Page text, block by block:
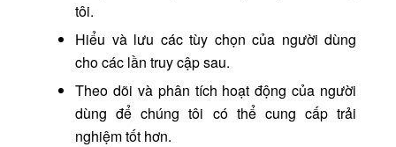
tôi.
Hiểu và lưu các tùy chọn của người dùng
cho các lần truy cập sau.
Theo dõi và phân tích hoạt động của người
dùng để chúng tôi có thể cung cấp trải
nghiệm tốt hơn.